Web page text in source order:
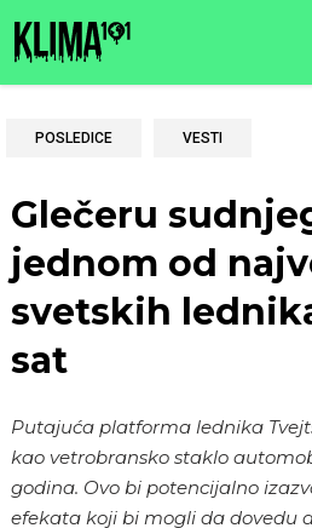
POSLEDICE VESTI
Glečeru
jednom od
svetskih
sat
Putajuća platforma lednika
kao vetrobransko staklo
godina. Ovo bi potencijalno
efekata koji bi mogli da dovedu